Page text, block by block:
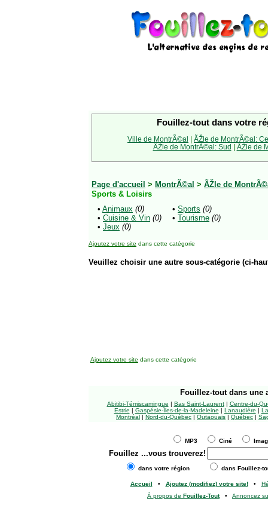
Fouillez-tout dans votre
Ville de MontrÃ©al | ÃŽle de MontrÃ©al:
ÃŽle de MontrÃ©al: Sud | ÃŽle de
Page d'accueil > MontrÃ©al > ÃŽle de
Sports & Loisirs
• Animaux (0)
• Cuisine & Vin (0)
• Jeux (0)
• Sports (0)
• Tourisme (0)
Ajoutez votre site dans cette catégorie
Veuillez choisir une autre sous-catégorie (ci-
Ajoutez votre site dans cette catégorie
Fouillez-tout dans une
Abitibi-Témiscamingue | Bas Saint-Laurent| Centre-du-
Estrie | Gaspésie-Îles-de-la-Madeleine | Lanaudière |
Montréal | Nord-du-Québec | Outaouais | Québec |
MP3 Ciné
Fouillez ...vous trouverez!
dans votre région dans Fouillez-
Accueil • Ajoutez (modifiez) votre site!•
À propos de Fouillez-Tout• Annoncez